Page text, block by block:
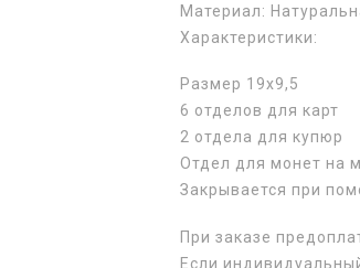
Материал:
Характеристики:
Размер 19х9,5
6 отделов для карт
2 отдела для купюр
Отдел для монет на
Закрывается при
При заказе
Если